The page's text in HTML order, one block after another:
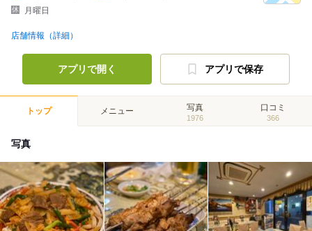
月曜日
店舗情報（詳細）
アプリで開く アプリで保存
トップ メニュー 写真
1976
口コミ
366
写真